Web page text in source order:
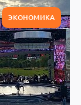
ЭКОНОМИКА